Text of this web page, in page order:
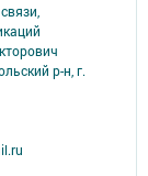
р-н, г.